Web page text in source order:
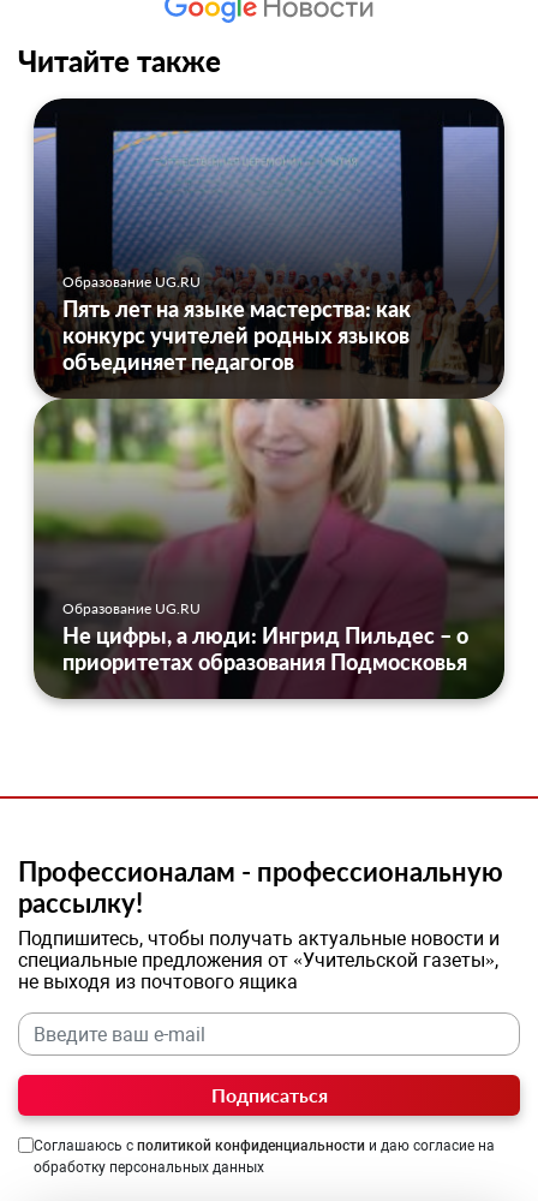
Читайте также
Образование UG.RU
Пять лет на языке мастерства: как
конкурс учителей родных языков
объединяет педагогов
Образование UG.RU
Не цифры, а люди: Ингрид Пильдес – о
приоритетах образования Подмосковья
Профессионалам - профессиональную
рассылку!
Подпишитесь, чтобы получать актуальные новости и
специальные предложения от «Учительской газеты»,
не выходя из почтового ящика
Подписаться
Соглашаюсь с политикой конфиденциальности и даю согласие на
обработку персональных данных